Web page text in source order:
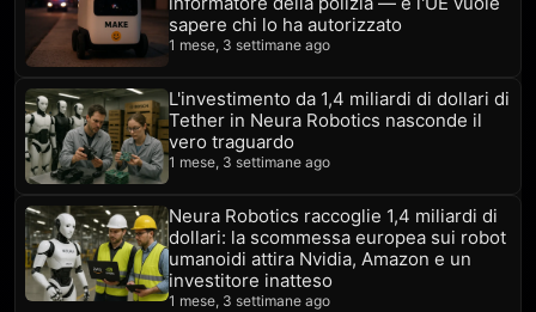
sapere chi lo ha autorizzato
1 mese, 3 settimane ago
L'investimento da 1,4 miliardi di dollari di
Tether in Neura Robotics nasconde il
vero traguardo
1 mese, 3 settimane ago
Neura Robotics raccoglie 1,4 miliardi di
dollari: la scommessa europea sui robot
umanoidi attira Nvidia, Amazon e un
investitore inatteso
1 mese, 3 settimane ago